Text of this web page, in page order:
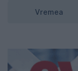
Vremea